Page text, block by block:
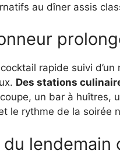
au dîner assis
cocktail rapide suivi
Des stations
un bar à huîtres,
le rythme de la soirée
du